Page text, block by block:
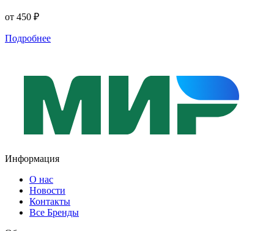
от 450 ₽
Подробнее
Информация
О нас
Новости
Контакты
Все Бренды